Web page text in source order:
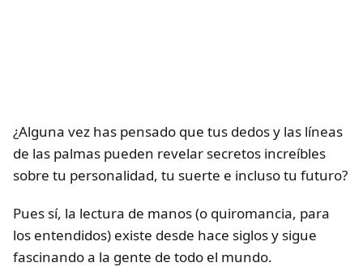
¿Alguna vez has pensado que tus dedos y las líneas
de las palmas pueden revelar secretos increíbles
sobre tu personalidad, tu suerte e incluso tu futuro?
Pues sí, la lectura de manos (o quiromancia, para
los entendidos) existe desde hace siglos y sigue
fascinando a la gente de todo el mundo.